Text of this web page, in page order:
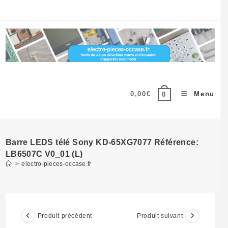
content
0,00€ 0 Menu
Barre LEDS télé Sony KD-65XG7077 Référence:
LB6507C V0_01 (L)
> electro-pieces-occase.fr
Produit précédent Produit suivant